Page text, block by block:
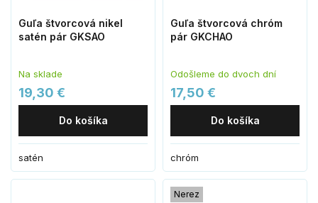
Guľa štvorcová nikel
satén pár GKSAO
Na sklade
19,30 €
Do košíka
satén
Guľa štvorcová chróm
pár GKCHAO
Odošleme do dvoch dní
17,50 €
Do košíka
chróm
Nerez